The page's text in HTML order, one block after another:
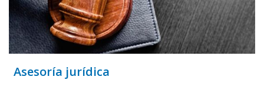
Asesoría jurídica